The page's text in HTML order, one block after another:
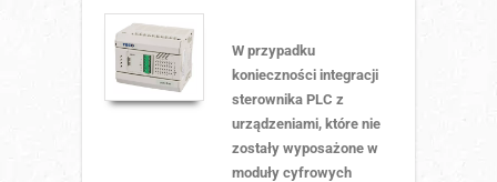
W przypadku
konieczności integracji
sterownika PLC z
urządzeniami, które nie
zostały wyposażone w
moduły cyfrowych